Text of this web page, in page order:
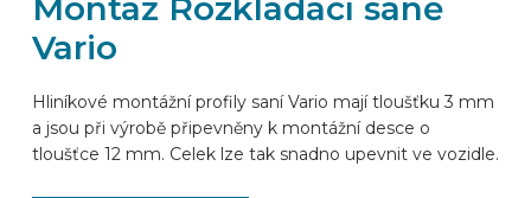
Montáž Rozkládací saně
Vario
Hliníkové montážní profily saní Vario mají tloušťku 3 mm
a jsou při výrobě připevněny k montážní desce o
tloušťce 12 mm. Celek lze tak snadno upevnit ve vozidle.